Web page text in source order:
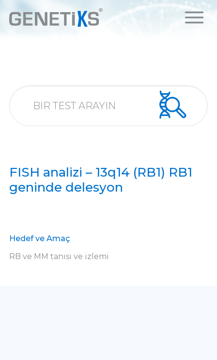
FISH analizi – 13q14 (RB1) RB1
geninde delesyon
Hedef ve Amaç
RB ve MM tanısı ve izlemi